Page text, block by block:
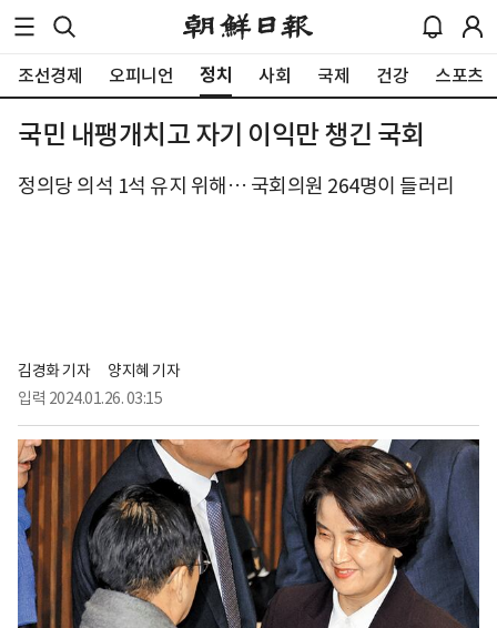
조선경제 오피니언 정치 사회 국제 건강 스포츠
국민 내팽개치고 자기 이익만 챙긴 국회
정의당 의석 1석 유지 위해… 국회의원 264명이 들러리
김경화 기자
양지혜 기자
입력 2024.01.26. 03:15